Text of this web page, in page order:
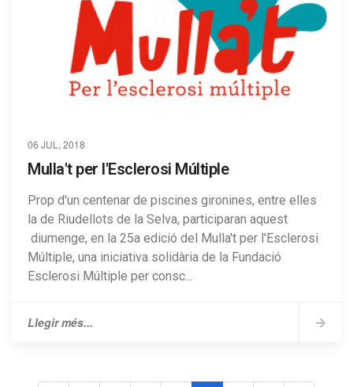
06 JUL, 2018
Mulla't per l'Esclerosi Múltiple
Prop d'un centenar de piscines gironines, entre elles
la de Riudellots de la Selva, participaran aquest
diumenge, en la 25a edició del Mulla't per l'Esclerosi
Múltiple, una iniciativa solidària de la Fundació
Esclerosi Múltiple per consc...
Llegir més...